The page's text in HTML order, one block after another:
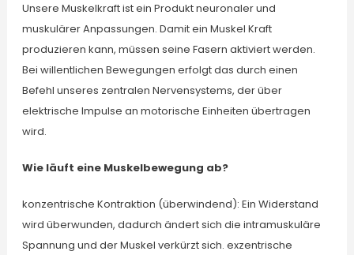
Unsere Muskelkraft ist ein Produkt neuronaler und
muskulärer Anpassungen. Damit ein Muskel Kraft
produzieren kann, müssen seine Fasern aktiviert werden.
Bei willentlichen Bewegungen erfolgt das durch einen
Befehl unseres zentralen Nervensystems, der über
elektrische Impulse an motorische Einheiten übertragen
wird.
Wie läuft eine Muskelbewegung ab?
konzentrische Kontraktion (überwindend): Ein Widerstand
wird überwunden, dadurch ändert sich die intramuskuläre
Spannung und der Muskel verkürzt sich. exzentrische